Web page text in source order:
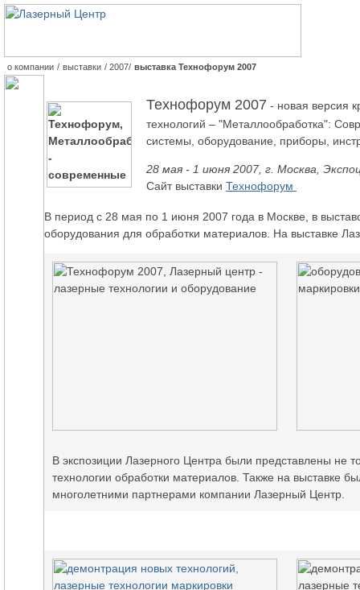
о компании / выставки / 2007/ выставка Технофорум 2007
Технофорум 2007 - новая версия
технологий – "Металлообработка":
системы, оборудование, приборы,
28 мая - 1 июня 2007, г. Москва,
Сайт выставки Технофорум
В период с 28 мая по 1 июня 2007 года в Москве, в
оборудования для обработки материалов. На выставке
В экспозиции Лазерного Центра были представлены не
технологии обработки материалов. Также на выставке
многолетними партнерами компании Лазерный Центр.